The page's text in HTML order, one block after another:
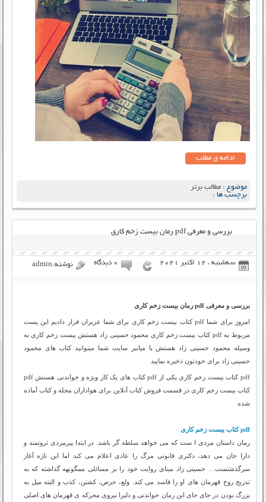
ادامه ی مطلب
موضوع :مطالب برتر
برچسب ها :
بررسی و معرفی pdf رمان بیست زخم کاری
سه‌شنبه ، 12 اکتبر 2021 ۰ دیدگاه نوشته:admin
بررسی و معرفی pdf رمان بیست زخم کاری
امروز برای شما pdf کتاب بیست زخم کاری برای شما عزیزان قرار دادیم این پست
مربوط به pdf کتاب بیست زخم کاری محمود حسینی زاد هستش بیست زخم کاری به
وسیله محمود حسینی زاد هستش با میانبر سایت شما میتوانید کتاب های محمود
حسینی زاد برای خودتون ذخیره نمایید
pdf کتاب بیست زخم کاری یکی از pdf کتاب های یک کار ویژه و خواندنی هستش pdf
کتاب بیست زخم کاری در قسمت فروش کتاب آنلاین برای هواداران مجله و کتاب آماده
شده
pdf کتاب بیست زخم کاری
رمان داستان مردی ا ست که می خواهد سلطه گر باشد. در ابتدا پیرمردی ثروتمند و
دارا جان می دهد، دکتری قانونی مرگ را عادی اعلام می کند اما این تازه آغاز
سرگذشتست… حسینی زاد مبنای روایت خود را بر مسائلی ممگونهه گذاشته که به‏
تدریج روح قهرمان های او را فاسد می کند. ولع، حرص، کشتن، کذب و البته میل به
بزرگ بودن در جای‏ جای این رمان خواندنی و دلبرا نیروی محرکه‏ ی قهرمان های اصلی